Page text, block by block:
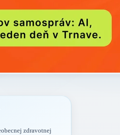
zdravotnej